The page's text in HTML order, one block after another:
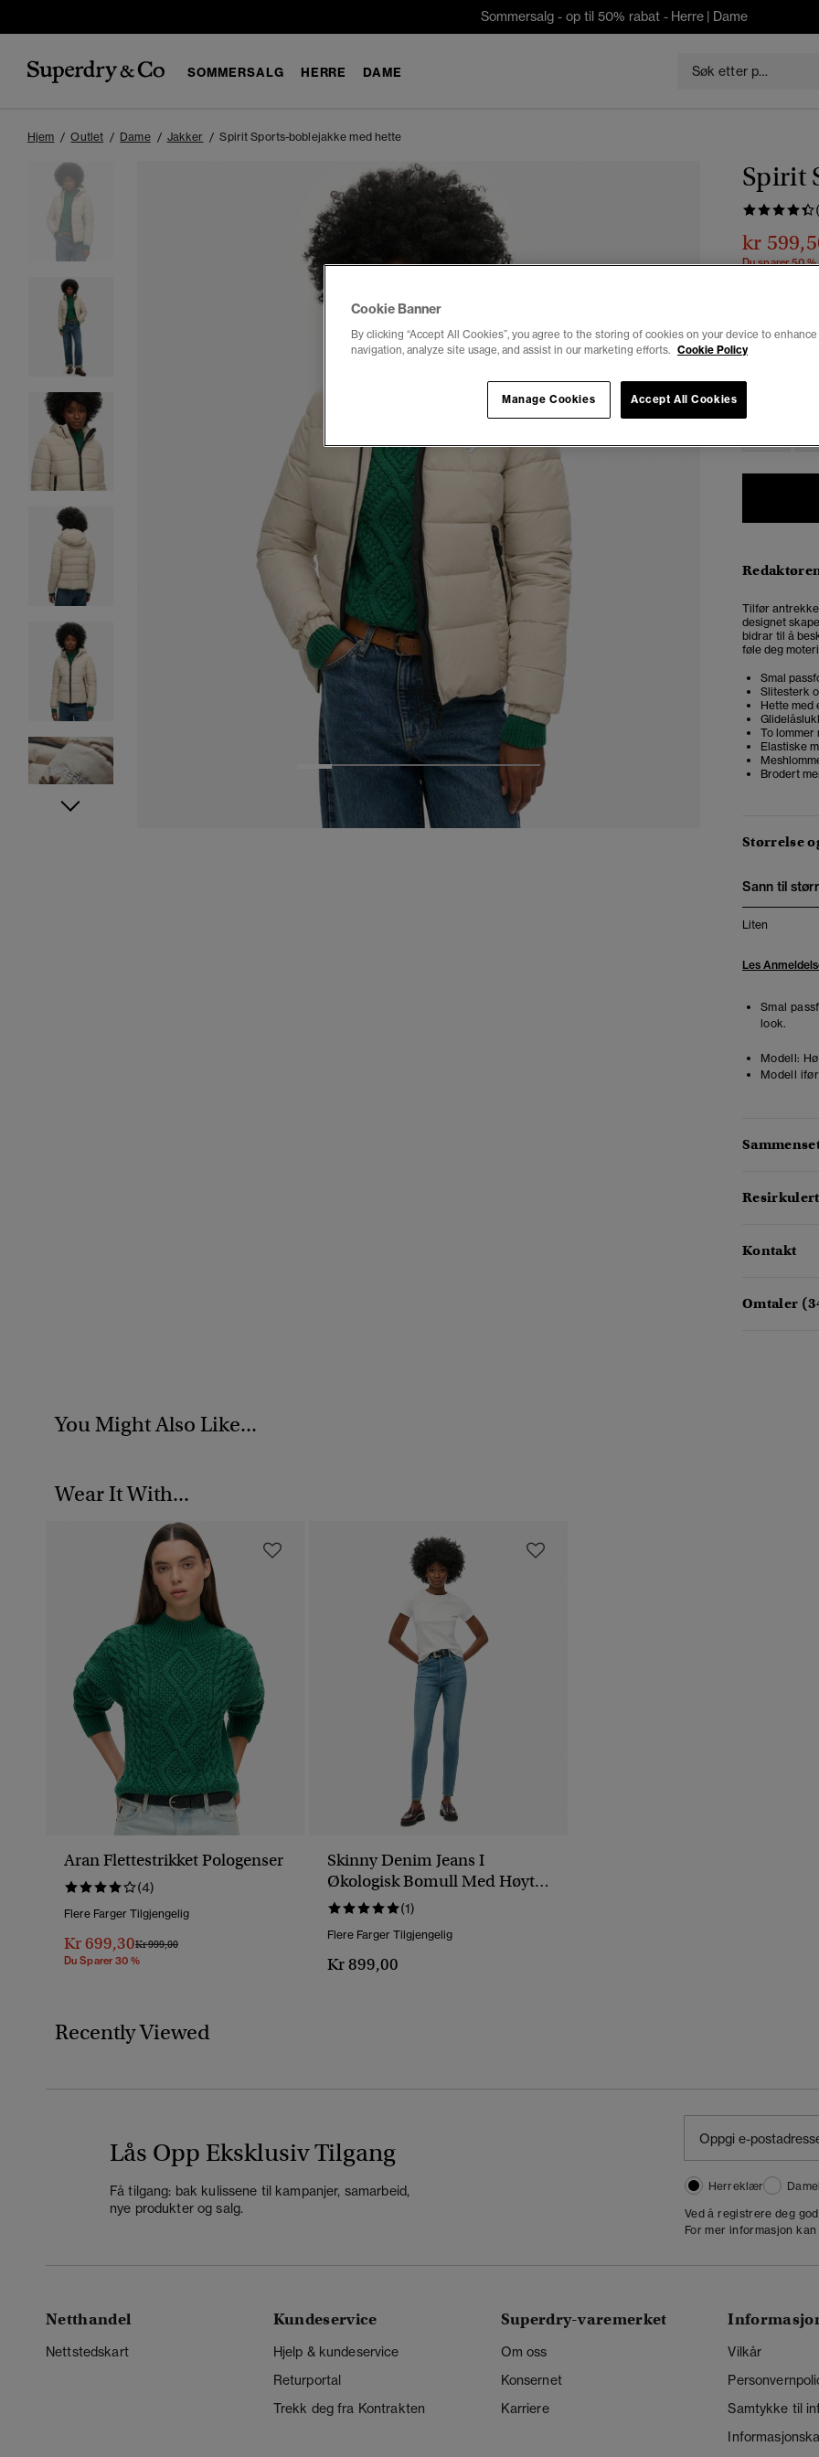
Sommersalg - op til 50% rabat - Herre | Dame
SOMMERSALG HERRE DAME
Hjem Outlet Dame Jakker Spirit Sports-boblejakke med hette
4 5
Spirit
kr
Du sparer 50 %
Velg
Tilfør
designet
bidrar til å
føle deg
Smal
Slitesterk
Hette med
To lommer
Elastiske
Brodert
Størrelse
Sann til
Liten
Les
Smal
look.
Modell:
Modell
Kontakt
Omtaler
You Might Also Like...
Wear It With...
Aran Flettestrikket Pologenser
(4)
Flere Farger Tilgjengelig
Kr 699,30Pris Nedsatt Fra
Kr 999,00Til
Du Sparer 30 %
Skinny Denim Jeans I
Økologisk Bomull Med Høyt
Liv
(1)
Flere Farger Tilgjengelig
Kr 899,00
Recently Viewed
Lås Opp Eksklusiv Tilgang
Få tilgang: bak kulissene til kampanjer, samarbeid,
nye produkter og salg.
Herreklær
Ved å registrere deg
For mer informasjon
Netthandel
Nettstedskart
Kundeservice
Hjelp & kundeservice
Returportal
Trekk deg fra Kontrakten
Superdry-varemerket
Om oss
Konsernet
Karriere
Vilkår
Samtykke til
Cookie Banner
By clicking “Accept All Cookies”, you agree to the storing of cookies on your device to
navigation, analyze site usage, and assist in our marketing efforts. Cookie Policy
Accept All Cookies
Manage Cookies